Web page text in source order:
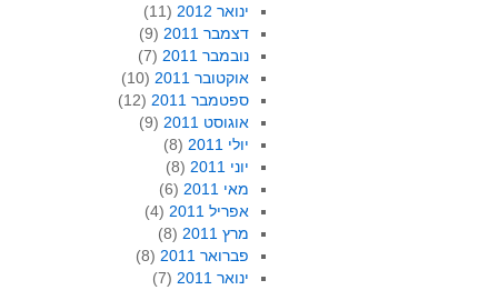
ינואר 2012
(11)
דצמבר 2011
(9)
נובמבר 2011
(7)
אוקטובר 2011
(10)
ספטמבר 2011
(12)
אוגוסט 2011
(9)
יולי 2011
(8)
יוני 2011
(8)
מאי 2011
(6)
אפריל 2011
(4)
מרץ 2011
(8)
פברואר 2011
(8)
ינואר 2011
(7)